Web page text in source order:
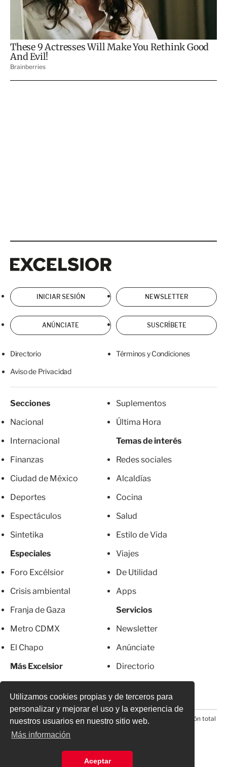
Utilizamos cookies propias y de terceros para
personalizar y mejorar el uso y la experiencia de
nuestros usuarios en nuestro sitio web.
Más información
Aceptar
INICIAR SESIÓN NEWSLETTER
ANÚNCIATE SUSCRÍBETE
Directorio Términos y Condiciones
Aviso de Privacidad
Secciones
Nacional
Internacional
Finanzas
Ciudad de México
Deportes
Espectáculos
Sintetika
Especiales
Foro Excélsior
Crisis ambiental
Franja de Gaza
Metro CDMX
El Chapo
Más Excelsior
Suplementos
Última Hora
Temas de interés
Redes sociales
Alcaldías
Cocina
Salud
Estilo de Vida
Viajes
De Utilidad
Apps
Servicios
Newsletter
Anúnciate
Directorio
© 2026 Todos los derechos reservados. Prohibida la reproducción total
o parcial, incluyendo cualquier medio electrónico*